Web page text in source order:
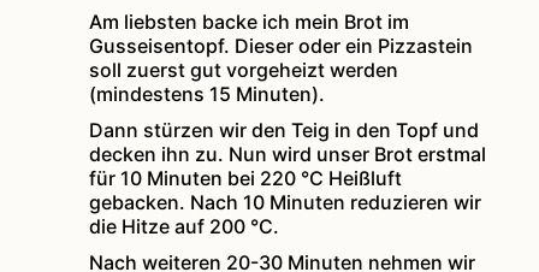
Am liebsten backe ich mein Brot im
Gusseisentopf. Dieser oder ein Pizzastein
soll zuerst gut vorgeheizt werden
(mindestens 15 Minuten).
Dann stürzen wir den Teig in den Topf und
decken ihn zu. Nun wird unser Brot erstmal
für 10 Minuten bei 220 °C Heißluft
gebacken. Nach 10 Minuten reduzieren wir
die Hitze auf 200 °C.
Nach weiteren 20-30 Minuten nehmen wir